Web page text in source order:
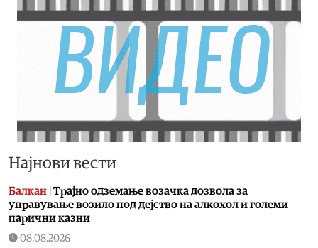
Најнови вести
Балкан Трајно одземање возачка дозвола за
управување возило под дејство на алкохол и големи
парични казни
08.08.2026